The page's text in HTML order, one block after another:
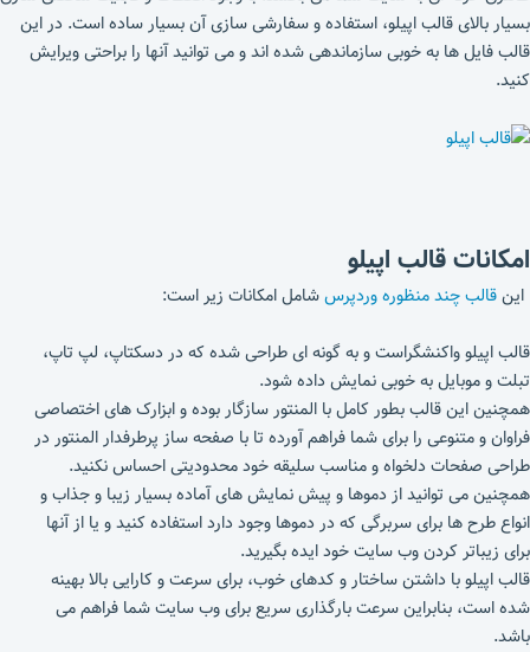
بسیار بالای قالب اپیلو، استفاده و سفارشی سازی آن بسیار ساده است. در این
قالب فایل ها به خوبی سازماندهی شده اند و می توانید آنها را براحتی ویرایش
کنید.
امکانات قالب اپیلو
اینقالب چند منظوره وردپرسشامل امکانات زیر است:
قالب اپیلو واکنشگراست و به گونه ای طراحی شده که در دسکتاپ، لپ تاپ،
تبلت و موبایل به خوبی نمایش داده شود.
همچنین این قالب بطور کامل با المنتور سازگار بوده و ابزارک های اختصاصی
فراوان و متنوعی را برای شما فراهم آورده تا با صفحه ساز پرطرفدار المنتور در
طراحی صفحات دلخواه و مناسب سلیقه خود محدودیتی احساس نکنید.
همچنین می توانید از دموها و پیش نمایش های آماده بسیار زیبا و جذاب و
انواع طرح ها برای سربرگی که در دموها وجود دارد استفاده کنید و یا از آنها
برای زیباتر کردن وب سایت خود ایده بگیرید.
قالب اپیلو با داشتن ساختار و کدهای خوب، برای سرعت و کارایی بالا بهینه
شده است، بنابراین سرعت بارگذاری سریع برای وب سایت شما فراهم می
باشد.